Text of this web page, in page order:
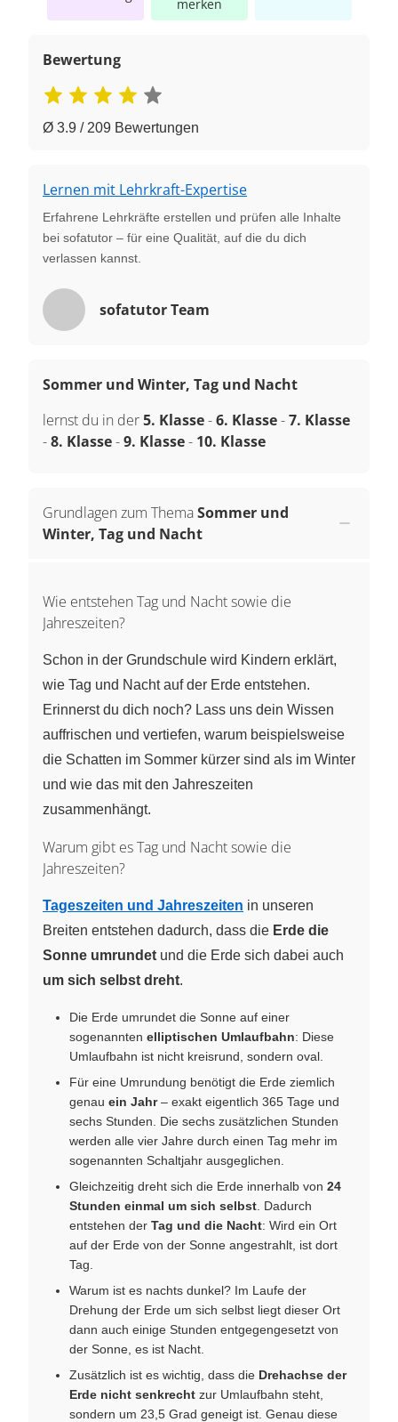
merken
Bewertung
Ø 3.9 / 209 Bewertungen
Lernen mit Lehrkraft-Expertise
Erfahrene Lehrkräfte erstellen und prüfen alle Inhalte
bei sofatutor – für eine Qualität, auf die du dich
verlassen kannst.
sofatutor Team
Sommer und Winter, Tag und Nacht
lernst du in der5. Klasse-6. Klasse-7. Klasse
-8. Klasse-9. Klasse- 10. Klasse
Grundlagen zum ThemaSommer und
Winter, Tag und Nacht
Wie entstehen Tag und Nacht sowie die
Jahreszeiten?
Schon in der Grundschule wird Kindern erklärt,
wie Tag und Nacht auf der Erde entstehen.
Erinnerst du dich noch? Lass uns dein Wissen
auffrischen und vertiefen, warum beispielsweise
die Schatten im Sommer kürzer sind als im Winter
und wie das mit den Jahreszeiten
zusammenhängt.
Warum gibt es Tag und Nacht sowie die
Jahreszeiten?
Tageszeiten und Jahreszeiten in unseren
Breiten entstehen dadurch, dass die Erde die
Sonne umrundet und die Erde sich dabei auch
um sich selbst dreht.
Die Erde umrundet die Sonne auf einer
sogenannten elliptischen Umlaufbahn: Diese
Umlaufbahn ist nicht kreisrund, sondern oval.
Für eine Umrundung benötigt die Erde ziemlich
genau ein Jahr– exakt eigentlich 365 Tage und
sechs Stunden. Die sechs zusätzlichen Stunden
werden alle vier Jahre durch einen Tag mehr im
sogenannten Schaltjahr ausgeglichen.
Gleichzeitig dreht sich die Erde innerhalb von 24
Stunden einmal um sich selbst . Dadurch
entstehen der Tag und die Nacht: Wird ein Ort
auf der Erde von der Sonne angestrahlt, ist dort
Tag.
Warum ist es nachts dunkel? Im Laufe der
Drehung der Erde um sich selbst liegt dieser Ort
dann auch einige Stunden entgegengesetzt von
der Sonne, es ist Nacht.
Zusätzlich ist es wichtig, dass die Drehachse der
Erde nicht senkrecht zur Umlaufbahn steht,
sondern um 23,5 Grad geneigt ist. Genau diese